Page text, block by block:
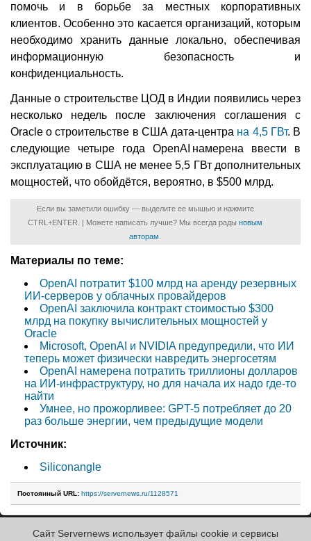
помочь и в борьбе за местных корпоративных
клиентов. Особенно это касается организаций, которым
необходимо хранить данные локально, обеспечивая
информационную безопасность и
конфиденциальность.
Данные о строительстве ЦОД в Индии появились через
несколько недель после заключения соглашения с
Oracle о строительстве в США дата-центра на 4,5 ГВт. В
следующие четыре года OpenAI намерена ввести в
эксплуатацию в США не менее 5,5 ГВт дополнительных
мощностей, что обойдётся, вероятно, в $500 млрд.
Если вы заметили ошибку — выделите ее мышью и нажмите
CTRL+ENTER. | Можете написать лучше? Мы всегда рады новым
авторам
Материалы по теме:
OpenAI потратит $100 млрд на аренду резервных
ИИ-серверов у облачных провайдеров
OpenAI заключила контракт стоимостью $300
млрд на покупку вычислительных мощностей у
Oracle
Microsoft, OpenAI и NVIDIA предупредили, что ИИ
теперь может физически навредить энергосетям
OpenAI намерена потратить триллионы долларов
на ИИ-инфраструктуру, но для начала их надо где-то
найти
Умнее, но прожорливее: GPT-5 потребляет до 20
раз больше энергии, чем предыдущие модели
Источник:
Siliconangle
Постоянный URL: https://servernews.ru/1128571
Сайт Servernews использует файлы cookie и сервисы